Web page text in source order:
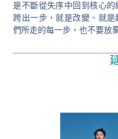
是不斷從失序中回到核心
跨出一步，就是改變、就
們所走的每一步，也不要放